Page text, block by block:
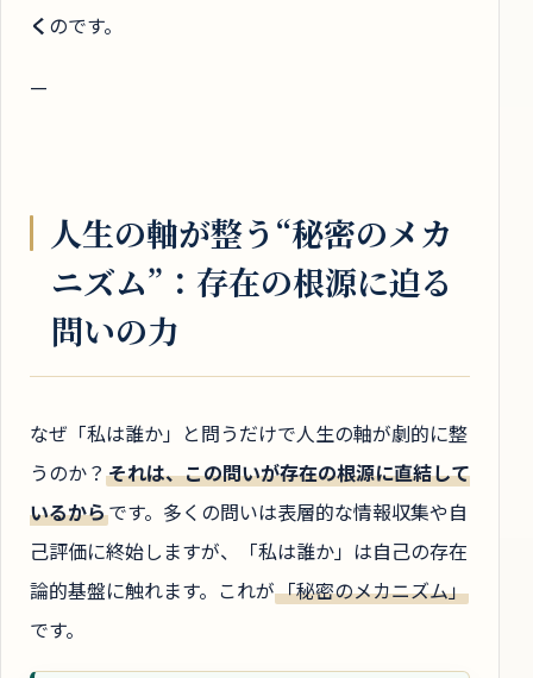
く のです。
—
人生の軸が整う“秘密のメカ
ニズム”：存在の根源に迫る
問いの力
なぜ「私は誰か」と問うだけで人生の軸が劇的に整
うのか？ それは、この問いが存在の根源に直結して
いるからです。多くの問いは表層的な情報収集や自
己評価に終始しますが、「私は誰か」は自己の存在
論的基盤に触れます。これが「秘密のメカニズム」
です。